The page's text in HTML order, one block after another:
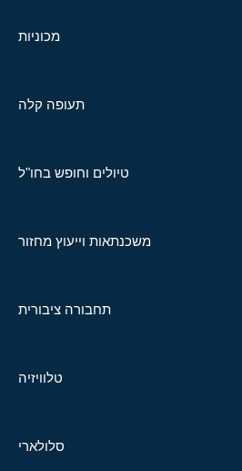
מכוניות
תעופה קלה
טיולים וחופש בחו"ל
משכנתאות וייעוץ מחזור
תחבורה ציבורית
טלוויזיה
סלולארי